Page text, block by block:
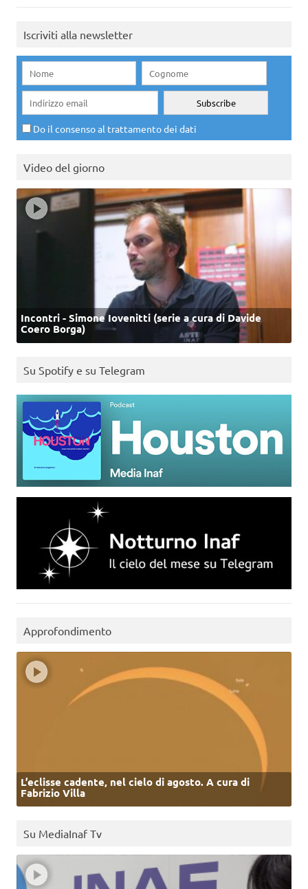
Iscriviti alla newsletter
Do il consenso al trattamento dei dati
Video del giorno
Incontri - Simone Iovenitti (serie a cura di Davide
Coero Borga)
Su Spotify e su Telegram
Approfondimento
L’eclisse cadente, nel cielo di agosto. A cura di
Fabrizio Villa
Su MediaInaf Tv